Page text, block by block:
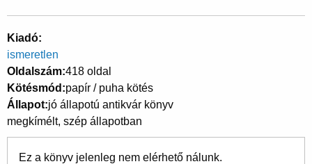
Kiadó
ismeretlen
Oldalszám 418 oldal
Kötésmód papír / puha kötés
Állapot jó állapotú antikvár könyv
megkímélt, szép állapotban
Ez a könyv jelenleg nem elérhető nálunk.